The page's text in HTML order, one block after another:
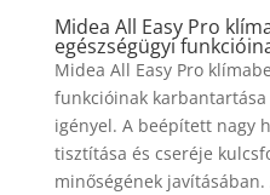
Midea All Easy Pro
egészségügyi
Midea All Easy Pro
funkcióinak
igényel. A beépített nagy
tisztítása és cseréje
minőségének